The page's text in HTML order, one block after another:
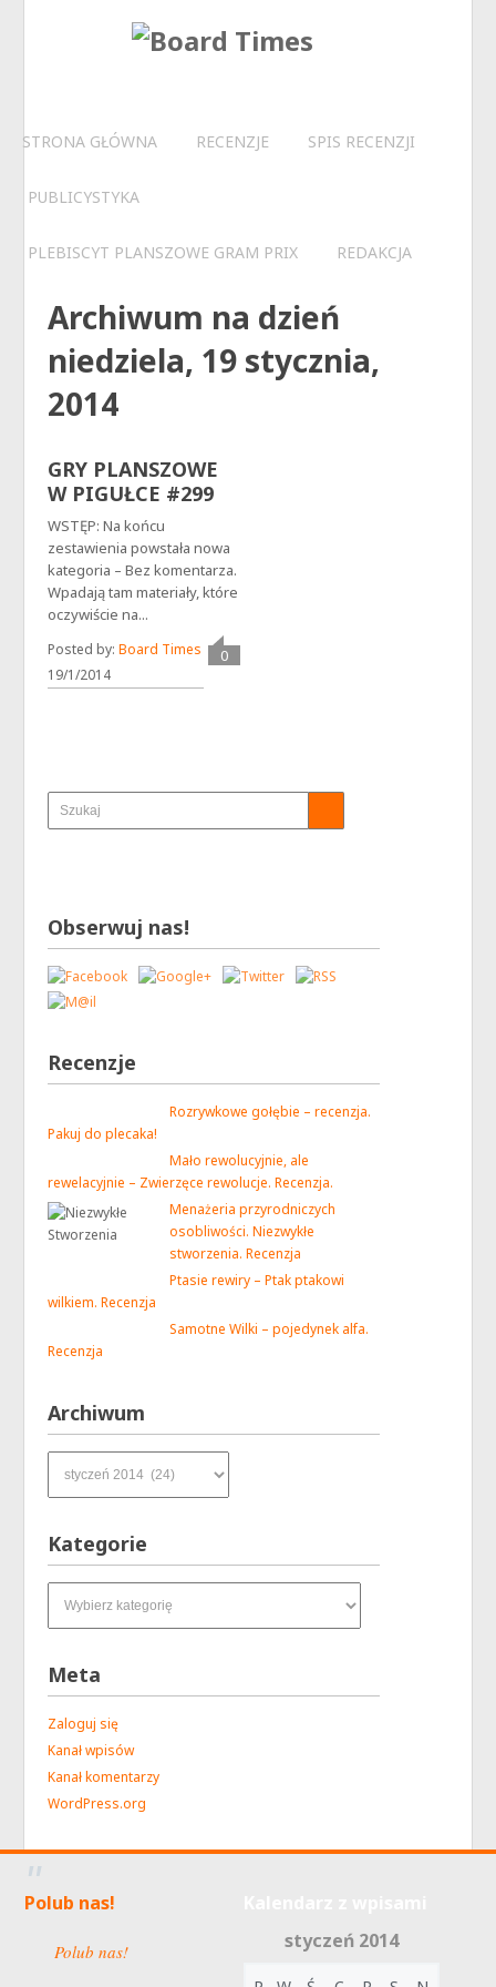
STRONA GŁÓWNA RECENZJE SPIS RECENZJI
PUBLICYSTYKA
PLEBISCYT PLANSZOWE GRAM PRIX REDAKCJA
Archiwum na dzień
niedziela, 19 stycznia,
2014
GRY PLANSZOWE
W PIGUŁCE #299
WSTĘP: Na końcu
zestawienia powstała nowa
kategoria – Bez komentarza.
Wpadają tam materiały, które
oczywiście na...
Posted by: Board Times
19/1/2014
0
Obserwuj nas!
Recenzje
Rozrywkowe gołębie – recenzja.
Pakuj do plecaka!
Mało rewolucyjnie, ale
rewelacyjnie – Zwierzęce rewolucje. Recenzja.
Menażeria przyrodniczych
osobliwości. Niezwykłe
stworzenia. Recenzja
Ptasie rewiry – Ptak ptakowi
wilkiem. Recenzja
Samotne Wilki – pojedynek alfa.
Recenzja
Archiwum
Kategorie
Meta
Zaloguj się
Kanał wpisów
Kanał komentarzy
WordPress.org
Polub nas!
Polub nas!
styczeń 2014